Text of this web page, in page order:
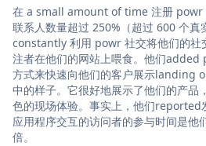
在 a small amount of time 注册 powr
联系人数量超过 250%（超过 600 个真
constantly 利用 powr 社交将他们的社
注者在他们的网站上喂食。他们
方式来快速向他们的客户展示landing
中的样子。它很好地展示了他们的产品
色的现场体验。事实上，他们
应用程序交互的访问者的参与时间是他
倍。